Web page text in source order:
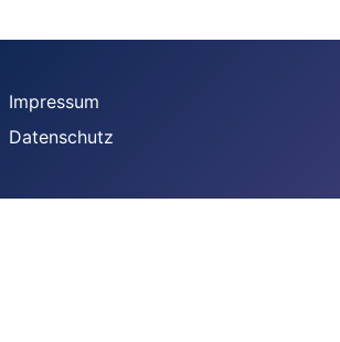
Impressum
Datenschutz